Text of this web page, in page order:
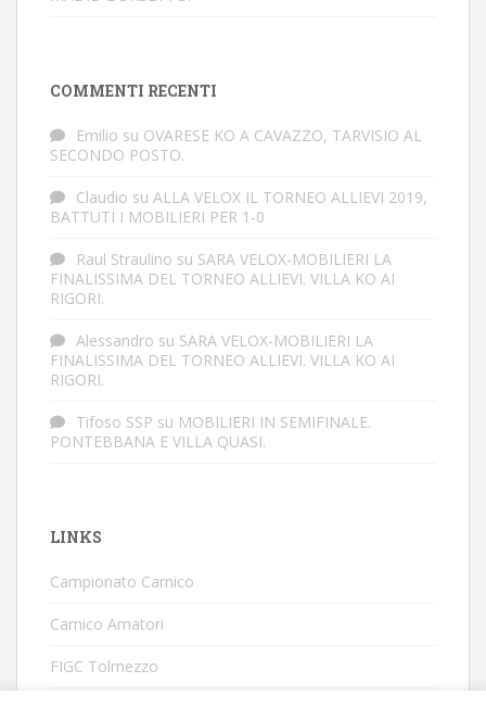
COMMENTI RECENTI
Emilio su OVARESE KO A CAVAZZO, TARVISIO AL
SECONDO POSTO.
Claudio su ALLA VELOX IL TORNEO ALLIEVI 2019,
BATTUTI I MOBILIERI PER 1-0
Raul Straulino su SARA VELOX-MOBILIERI LA
FINALISSIMA DEL TORNEO ALLIEVI. VILLA KO AI
RIGORI.
Alessandro su SARA VELOX-MOBILIERI LA
FINALISSIMA DEL TORNEO ALLIEVI. VILLA KO AI
RIGORI.
Tifoso SSP su MOBILIERI IN SEMIFINALE.
PONTEBBANA E VILLA QUASI.
LINKS
Campionato Carnico
Carnico Amatori
FIGC Tolmezzo